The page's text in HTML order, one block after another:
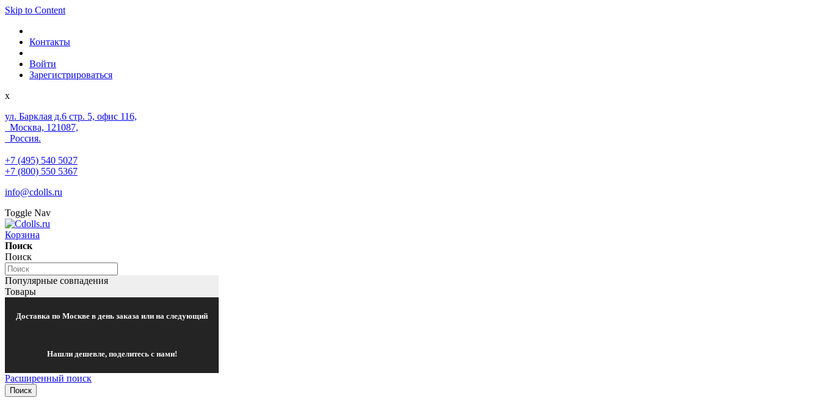
Skip to Content
Контакты
Войти
Зарегистрироваться
x
ул. Барклая д.6 стр. 5, офис 116,
Москва, 121087,
Россия.
+7 (495) 540 5027
+7 (800) 550 5367
info@cdolls.ru
Toggle Nav
Корзина
Поиск
Поиск
Популярные совпадения
Товары
Доставка по Москве в день заказа или на следующий
Нашли дешевле, поделитесь с нами!
Расширенный поиск
Поиск